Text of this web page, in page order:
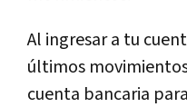
Al ingresar a tu
últimos
cuenta bancaria